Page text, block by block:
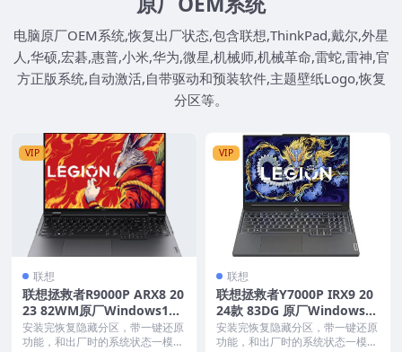
电脑原厂OEM系统,恢复出厂状态,包含联想,ThinkPad,戴尔,外星
人,华硕,宏碁,惠普,小米,华为,微星,机械师,机械革命,雷蛇,雷神,官
方正版系统,自动激活,自带驱动和预装软件,主题壁纸Logo,恢复
分区等。
VIP
联想
联想拯救者R9000P ARX8 20
23 82WM原厂Windows11
家庭中文版恢复镜像 原厂oe
m系统
安装完恢复隐藏分区，带一键还原
功能，和出厂时的系统状态一模一
VIP
联想
联想拯救者Y7000P IRX9 20
24款 83DG 原厂Windows11
家庭版 oem系统镜像下载
安装完恢复隐藏分区，带一键还原
功能，和出厂时的系统状态一模一